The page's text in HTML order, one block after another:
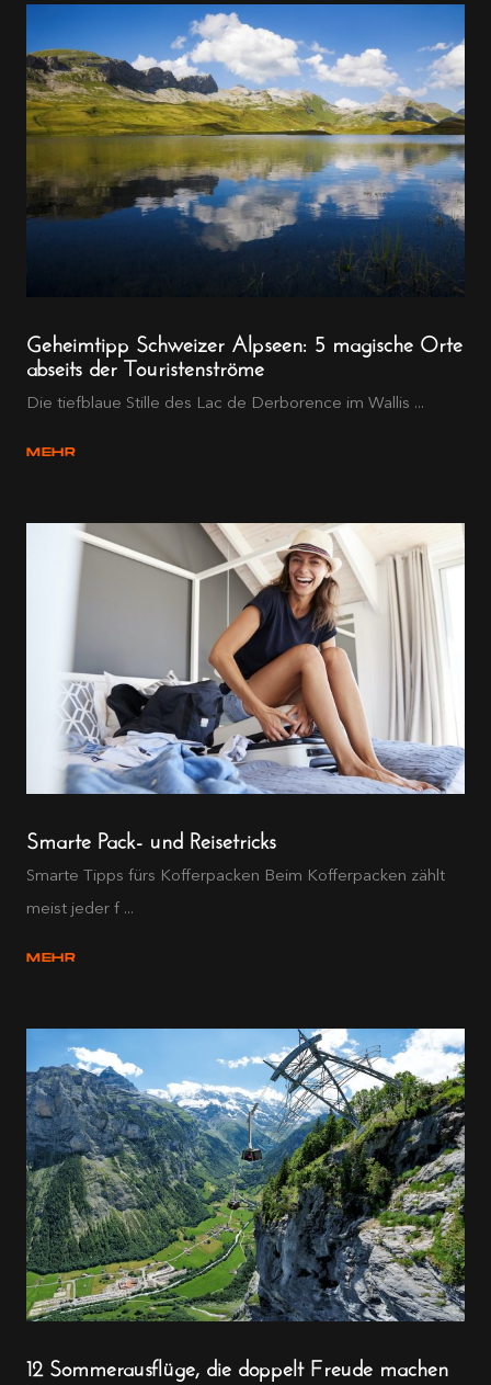
Geheimtipp Schweizer Alpseen: 5 magische Orte
abseits der Touristenströme
Die tiefblaue Stille des Lac de Derborence im Wallis ...
MEHR
Smarte Pack- und Reisetricks
Smarte Tipps fürs Kofferpacken Beim Kofferpacken zählt
meist jeder f ...
MEHR
12 Sommerausflüge, die doppelt Freude machen